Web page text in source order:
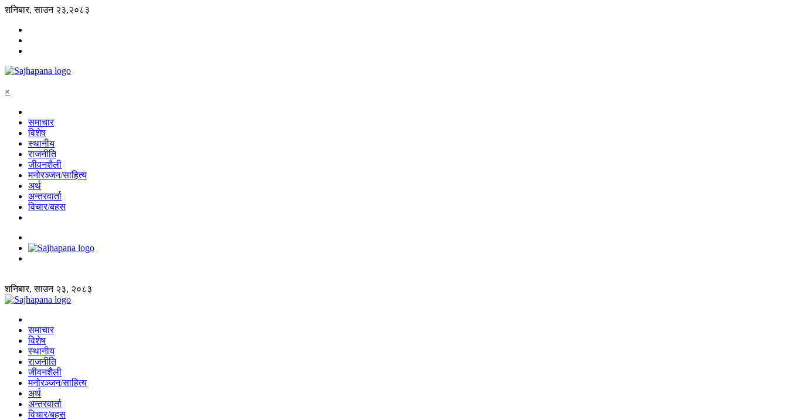
शनिबार, साउन २३,२०८३
×
समाचार
विशेष
स्थानीय
राजनीति
जीवनशैली
मनोरञ्जन/साहित्य
अर्थ
अन्तरवार्ता
विचार/बहस
शनिबार, साउन २३, २०८३
समाचार
विशेष
स्थानीय
राजनीति
जीवनशैली
मनोरञ्जन/साहित्य
अर्थ
अन्तरवार्ता
विचार/बहस